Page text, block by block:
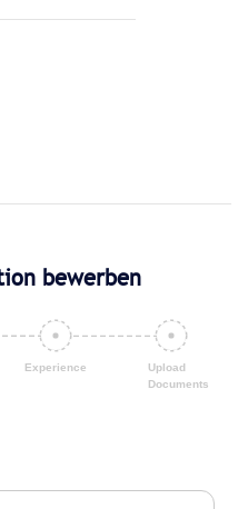
bewerben